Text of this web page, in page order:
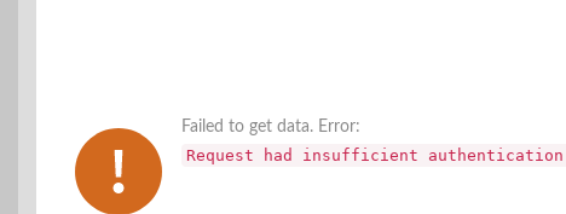
Failed to get data. Error:
Request had insufficient authentication